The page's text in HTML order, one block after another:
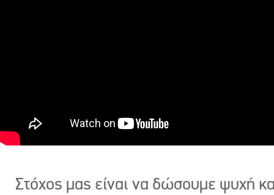
Στόχος μας είναι να δώσουμε ψυχή